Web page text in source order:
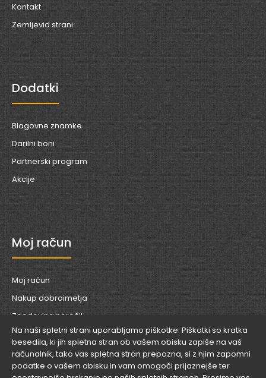
Na naši spletni strani uporabljamo piškotke. Piškotki so kratka
besedila, ki jih spletna stran ob vašem obisku zapiše na vaš
računalnik, tako vas spletna stran prepozna, si z njim zapomni
podatke o vašem obisku in vam omogoči prijaznejše ter
Kontakt
Zemljevid strani
Dodatki
Blagovne znamke
Darilni boni
Partnerski program
Akcije
Moj račun
Moj račun
Nakup dobroimetja
Zgodovina naročil
Seznam želja
Novice